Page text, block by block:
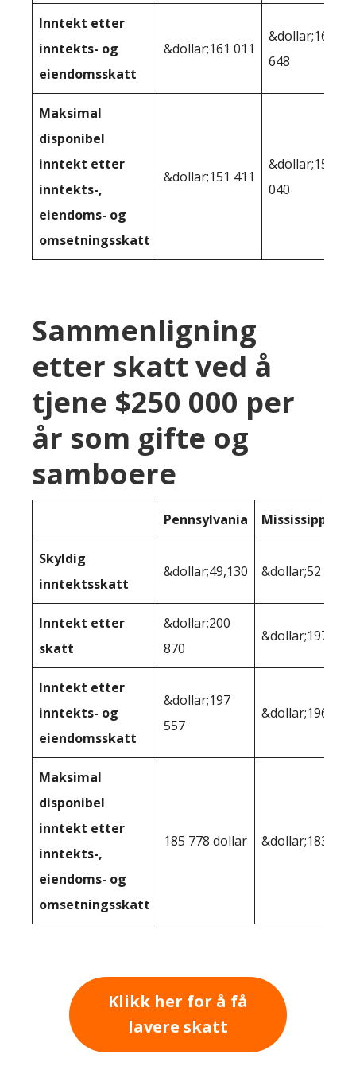
Inntekt etter
inntekts- og
eiendomsskatt
&dollar;161 011
&dollar;160
648
Maksimal
disponibel
inntekt etter
inntekts-,
eiendoms- og
omsetningsskatt
&dollar;151 411
&dollar;150
040
Sammenligning
etter skatt ved å
tjene $250 000 per
år som gifte og
samboere
Pennsylvania Mississippi
Skyldig
inntektsskatt
&dollar;49,130 &dollar;52 825
Inntekt etter
skatt
&dollar;200
870
&dollar;197,175
Inntekt etter
inntekts- og
eiendomsskatt
&dollar;197
557
&dollar;196,229
Maksimal
disponibel
inntekt etter
inntekts-,
eiendoms- og
omsetningsskatt
185 778 dollar &dollar;183,272
Klikk her for å få
lavere skatt